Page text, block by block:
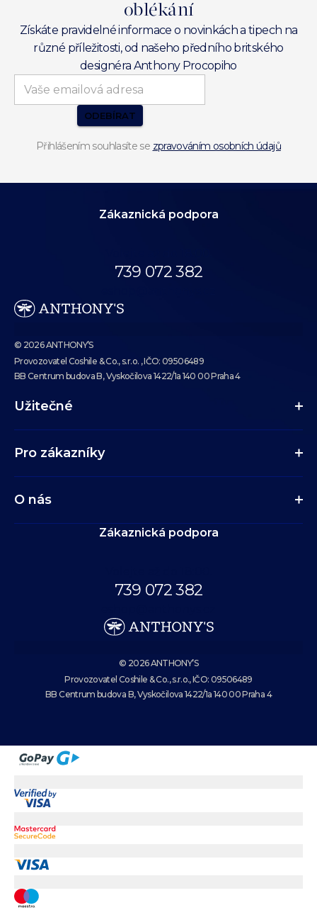
oblékání
Získáte pravidelné informace o novinkách a tipech na
různé příležitosti, od našeho předního britského
designéra Anthony Procopiho
ODEBÍRAT
Přihlášením souhlasíte se zpravováním osobních údajů
Zákaznická podpora
739 072 382
© 2026 ANTHONY’S
Provozovatel Coshile & Co., s.r.o. , IČO: 09506489
BB Centrum budova B, Vyskočilova 1422/1a 140 00 Praha 4
Užitečné
Pro zákazníky
O nás
Zákaznická podpora
739 072 382
© 2026 ANTHONY’S
Provozovatel Coshile & Co., s.r.o., IČO: 09506489
BB Centrum budova B, Vyskočilova 1422/1a 140 00 Praha 4